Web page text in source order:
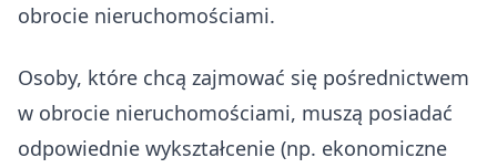
obrocie nieruchomościami.
Osoby, które chcą zajmować się pośrednictwem
w obrocie nieruchomościami, muszą posiadać
odpowiednie wykształcenie (np. ekonomiczne